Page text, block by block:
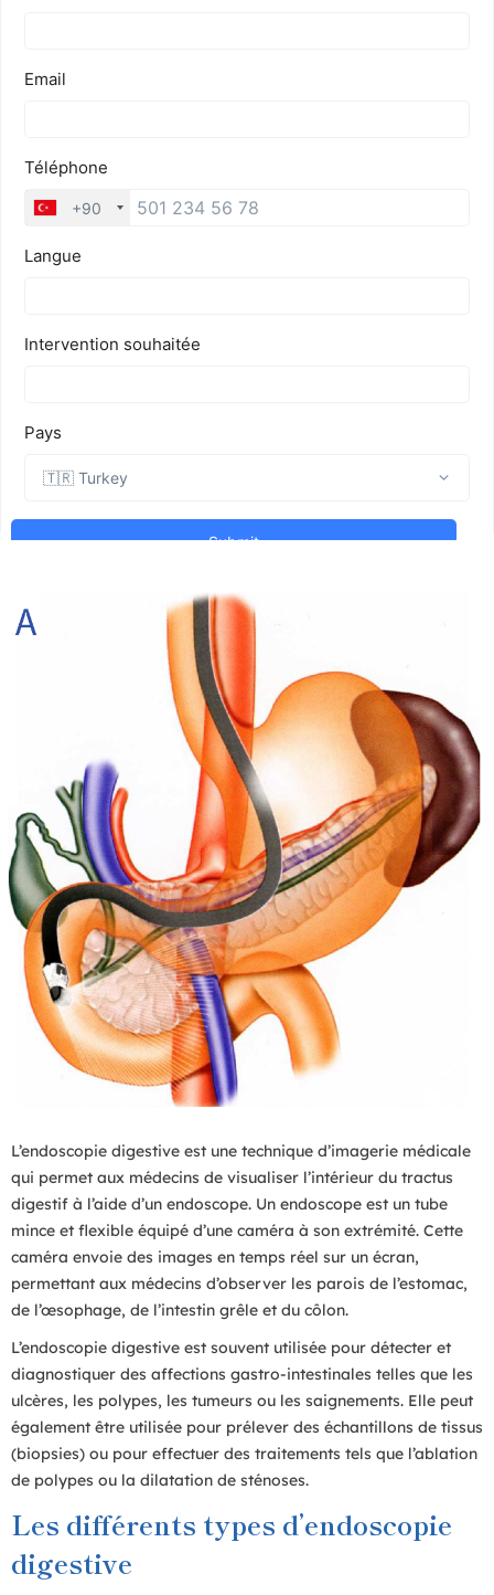
L’endoscopie digestive est une technique d’imagerie médicale
qui permet aux médecins de visualiser l’intérieur du tractus
digestif à l’aide d’un endoscope. Un endoscope est un tube
mince et flexible équipé d’une caméra à son extrémité. Cette
caméra envoie des images en temps réel sur un écran,
permettant aux médecins d’observer les parois de l’estomac,
de l’œsophage, de l’intestin grêle et du côlon.
L’endoscopie digestive est souvent utilisée pour détecter et
diagnostiquer des affections gastro-intestinales telles que les
ulcères, les polypes, les tumeurs ou les saignements. Elle peut
également être utilisée pour prélever des échantillons de tissus
(biopsies) ou pour effectuer des traitements tels que l’ablation
de polypes ou la dilatation de sténoses.
Les différents types d’endoscopie
digestive